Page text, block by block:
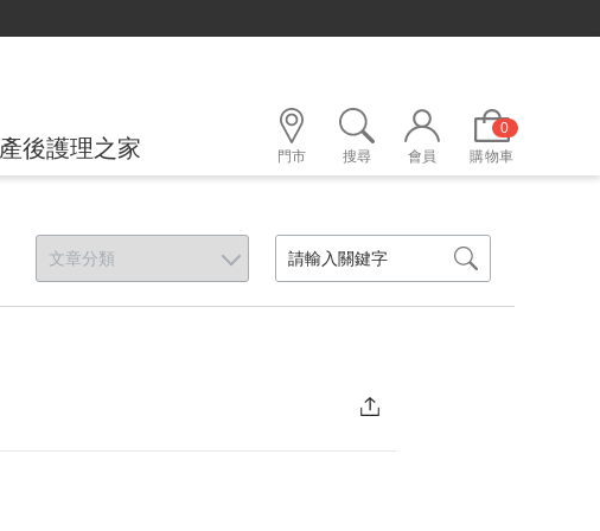
產後護理之家 門市 搜尋 會員
0
購物車